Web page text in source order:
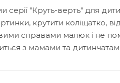
серії "Круть-верть" для
крутити коліщатко,
справами малюк і не
з мамами та